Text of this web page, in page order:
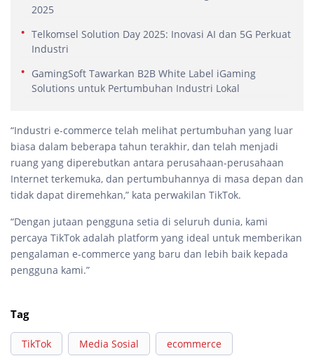
2025
Telkomsel Solution Day 2025: Inovasi AI dan 5G Perkuat
Industri
GamingSoft Tawarkan B2B White Label iGaming
Solutions untuk Pertumbuhan Industri Lokal
“Industri e-commerce telah melihat pertumbuhan yang luar
biasa dalam beberapa tahun terakhir, dan telah menjadi
ruang yang diperebutkan antara perusahaan-perusahaan
Internet terkemuka, dan pertumbuhannya di masa depan dan
tidak dapat diremehkan,” kata perwakilan TikTok.
“Dengan jutaan pengguna setia di seluruh dunia, kami
percaya TikTok adalah platform yang ideal untuk memberikan
pengalaman e-commerce yang baru dan lebih baik kepada
pengguna kami.”
Tag
TikTok Media Sosial ecommerce